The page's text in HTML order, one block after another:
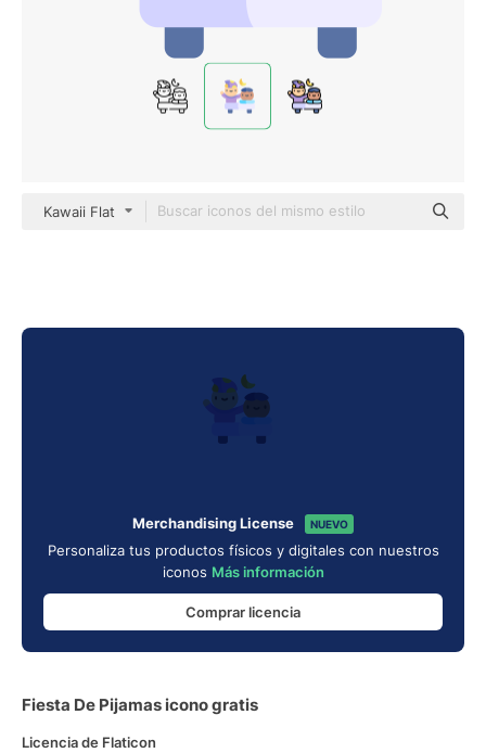
Kawaii Flat
Merchandising License NUEVO
Personaliza tus productos físicos y digitales con nuestros
iconos Más información
Comprar licencia
Fiesta De Pijamas icono gratis
Licencia de Flaticon